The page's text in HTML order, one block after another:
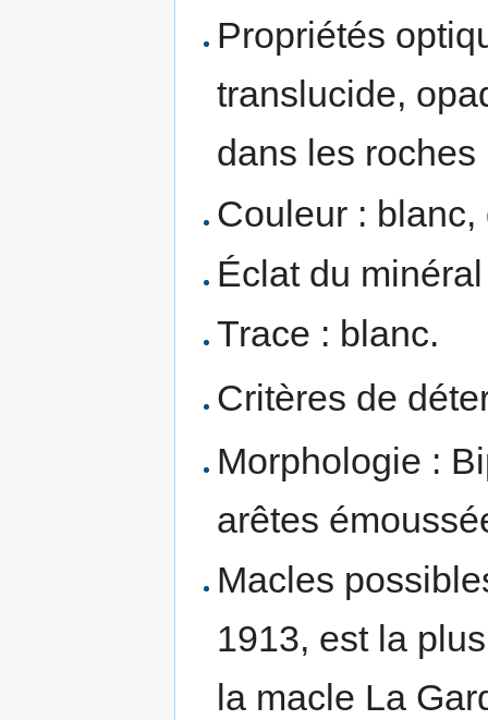
Propriétés
translucide,
dans les roches
Couleur :
Éclat du
Trace : blanc.
Critères de
Morphologie :
arêtes
Macles
1913, est la
la macle La